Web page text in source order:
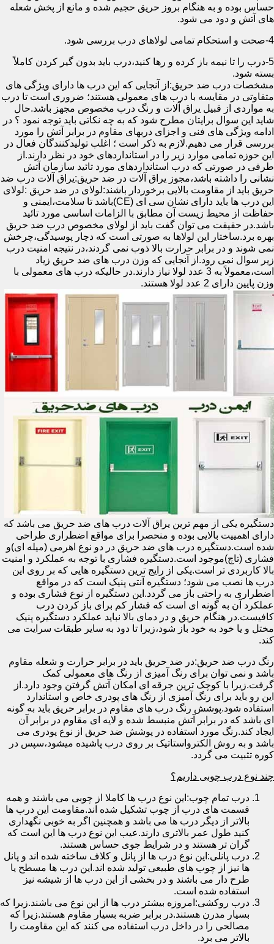
حساس بوده و به هنگام بروز حریق حجیم شده و مانع از پخش شعله
های آتش و دود می شود.
4-صحت و استحکام تمامی لولاهای درب بررسی شود.
5-درب را تا نیمه باز کرده و رها کنید،درب باید بدون گیر کردن کاملاً
بسته شود.
مشخصات درب ضد حریق:از آنجایی که این درب ها دارای ویژگی های
متفاوتی در مقایسه با درب های معمولی هستند؛ ضروری است تا درب
به مواردی از قبیل یراق آلات و رنگ درب مخصوص مجهز باشد.حال
شاید این سوال برایتان مطرح شود که به چه نکاتی باید توجه نمود ؟ در
ادامه ویژگی های فنی و اجزای دربهای مقاوم در برابر آتش را مورد
بررسی قرار می دهیم.لازم به ذکر است ؛ اغلب تولیدکنندگان فعال در
این حوزه تمامی موارد زیر را در استانداردهای خود در نظر دارند.از
طرفی در صورتی که درب استانداردهای مورد تائید سازمان آتش
نشانی را داشته باشد،مجوز یراق آلات در ضد حریق:یراق آلات درب ضد
حریق باید از مقاومت بالایی برخوردار باشند:لولای در ضد حریق :لولای
این درب ها باید دارای نشان سی ای (CE)باشد تا سلامت،ایمنی و
حفاظت از محیط زیست آن مطابق با الزامات اساسی مورد تائید
باشد.در حقیقت می توان گفت باید از لولای مخصوص درب ضد حریق
بهره برد.ساختار این لولاها به صورتی است که دچار پوسیدگی،چرخش
نمی شوند و در برابر حرارت بالا ذوب نمی گردند،در نتیجه امنیت درب
زیر سوال نمی رود.از آنجایی که وزن درب های ضد حریق زیاد
است،معمولاً به 3 عدد لولا نیاز دارند.در حالیکه درب های معمولی با
وزن پایین دارای 2 عدد لولا هستند.
دستگیره یکی از مهم ترین یراق آلات درب های ضد حریق می باشد که
دارای اهمییت بالایی بوده و منحصرا برای مواقع اضطراری طراحی
شده است.دستگیره درب های ضد حریق در دو نوع اهرمی (میله ای)و
فشاری (تاچ)موجود است.دستگیره فشاری با توجه به عملکرد و امنیت
بالا کاربردی تر است.یکی از رایج ترین دستگیره هایی که بر روی این
درب ها نصب می شود؛ دستگیره آنتی پنیک است که در مواقع
اضطراری به راحتی باز می گردد.این دستگیره از نوع فشاری بوده و
عملکرد آن به گونه ای است که فشار کم برای باز کردن درب
کافیست.در هنگام حریق و در دمای بالا نباید عملکرد دستگیره پنیک
مختل و یا خود به خود باز شود،زیرا تا دود به سایر طبقات سرایت می
کند.
رنگ درب ضد حریق:در ضد حریق باید در برابر حرارت و شعله مقاوم
باشد و نمی توان برای رنگ آمیزی از رنگ های معمولی کمک
گرفت.زیرا با کوچک ترین جرقه ای امکان آتش گرفتن وجود دارد.از
این رو باید برای رنگ آمیزی از رنگ های پودری خاص و استاندارد
استفاده شود.پوشش رنگ درب های مقاوم در برابر حریق باید به گونه
ای باشد که در برابر آتش منبسط شده و لایه ای مقاوم در برابر آن
ایجاد کند.رنگ مورد استفاده در پوشش ضد حریق از نوع پودری می
باشد و به روش الکترواستاتیک بر روی درب پاشیده میشود،سپس در
کوره تثبیت می گردد.
چند نوع درب چوبی داریم؟
درب تمام چوب:این نوع درب ها کاملا از چوبی می باشند و همه
قسمت های درب از چوب تشکیل شده اند.مقاومت این درب ها
بالاتر از دیگر درب ها می باشد و همچنین اگر به خوبی نگهداری
کنید طول عمر بالاتری دارند.عیب این نوع درب ها این است که
گران تر هستند و در شرایط جوی حساس هستند.
درب پانلی:این نوع درب ها از پانل و کلاف ساخته شده اند و پانل
ها نیز از چوب های طبیعی تولید شده اند.این درب ها مسطح یا
طرح دار می باشند و در بخشی از این درب ها از شیشه نیز
استفاده شده است.
درب روکشی:امروزه بیشتر درب ها از این نوع می باشند.زیرا که
بسیار مدرن هستند.در برابر ضربه بسیار مقاوم هستند.زیرا که
مصالحی را در داخل درب استفاده می کنند که این مقاومت را
بالاتر می برد.